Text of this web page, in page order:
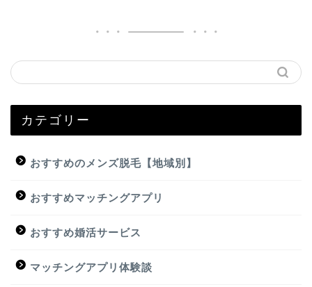
カテゴリー
おすすめのメンズ脱毛【地域別】
おすすめマッチングアプリ
おすすめ婚活サービス
マッチングアプリ体験談